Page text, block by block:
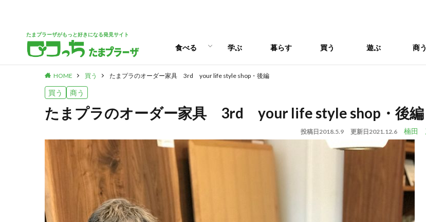
たまプラーザがもっと好きになる発見サイト
食べる
パン
スイーツ
ランチ
カフェ
学ぶ 暮らす 買う 遊ぶ 商う
HOME 買う たまプラのオーダー家具 3rd your life style shop・後編
買う 商う
たまプラのオーダー家具 3rd your life style shop・後編
投稿日2018.5.9 更新日2021.12.6 楠田